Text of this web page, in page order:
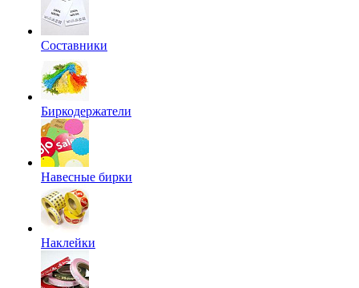
Составники
Биркодержатели
Навесные бирки
Наклейки